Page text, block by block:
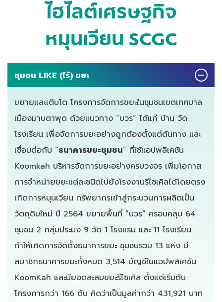
ไฮไลต์เศรษฐกิจ
หมุนเวียน SCGC
ชุมชน LIKE (ไร้) ขยะ
ขยายและเติบโต โครงการจัดการขยะในชุมชนเขตเทศบาล
เมืองมาบตาพุด ด้วยแนวทาง “บวร” ได้แก่ บ้าน วัด
โรงเรียน เพื่อจัดการขยะอย่างถูกต้องตั้งแต่ต้นทาง และ
เชื่อมต่อกับ “ธนาคารขยะชุมชน” ที่ใช้แอปพลิเคชัน
Koomkah บริหารจัดการขยะอย่างครบวงจร เพิ่มโอกาส
การจำหน่ายขยะแต่ละชนิดไปยังโรงงานรีไซเคิลได้โดยตรง
เกิดการหมุนเวียน ทรัพยากรเข้าสู่กระบวนการผลิตเป็น
วัตถุดิบใหม่ ปี 2564 ขยายพื้นที่ “บวร” ครอบคลุม 64
ชุมชน 2 กลุ่มประมง 9 วัด 1 โรงแรม และ 11 โรงเรียน
ทำให้เกิดการจัดตั้งธนาคารขยะ ชุมชนรวม 13 แห่ง มี
สมาชิกธนาคารขยะทั้งหมด 3,514 บัญชีในแอปพลิเคชัน
KoomKah และมียอดสะสมขยะรีไซเคิล ตั้งแต่เริ่มต้น
โครงการกว่า 166 ตัน คิดว่าเป็นมูลค่ากว่า 431,921 บาท